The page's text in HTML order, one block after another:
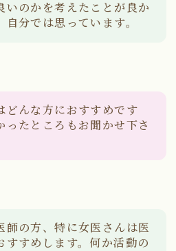
いのかを考えたことが良か
自分では思っています。
どんな方におすすめです
ったところもお聞かせ下さ
師の方、特に女医さんは医
すすめします。何か活動の